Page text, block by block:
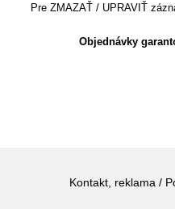
Pre ZMAZAŤ / UPRAVIŤ
Objednávky
Kontakt, reklama /